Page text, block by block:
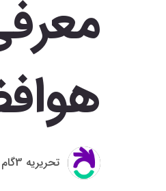
تحريريه 3گام